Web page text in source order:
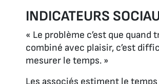
INDICATEURS
« Le problème c’est que quand
combiné avec plaisir, c’est
mesurer le temps. »